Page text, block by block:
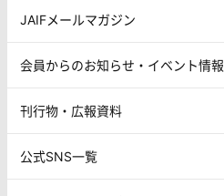
JAIFメールマガジン
会員からのお知らせ・イベント情報
刊行物・広報資料
公式SNS一覧